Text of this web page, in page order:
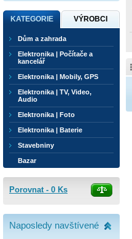
KATEGORIE VÝROBCI
Dům a zahrada
Elektronika | Počítače a
kancelář
Elektronika | Mobily, GPS
Elektronika | TV, Video,
Audio
Elektronika | Foto
Elektronika | Baterie
Stavebniny
Bazar
Porovnat - 0 Ks
Naposledy navštívené